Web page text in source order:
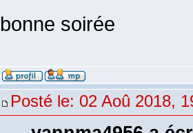
bonne soirée
Posté le: 02 Aoû 2018,